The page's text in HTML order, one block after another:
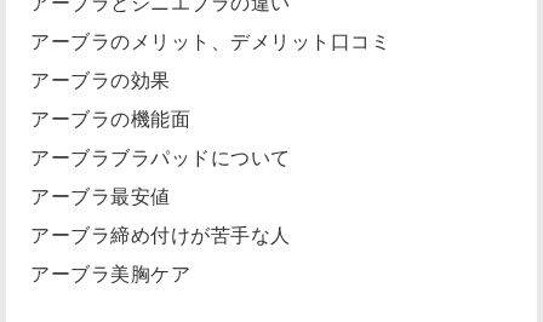
アーブラのメリット、デメリット口コミ
アーブラの効果
アーブラの機能面
アーブラブラパッドについて
アーブラ最安値
アーブラ締め付けが苦手な人
アーブラ美胸ケア